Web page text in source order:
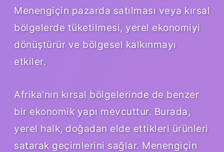
Menengiçin pazarda satılması veya kırsal
bölgelerde tüketilmesi, yerel ekonomiyi
dönüştürür ve bölgesel kalkınmayı
etkiler.
Afrika’nın kırsal bölgelerinde de benzer
bir ekonomik yapı mevcuttur. Burada,
yerel halk, doğadan elde ettikleri ürünleri
satarak geçimlerini sağlar. Menengiçin